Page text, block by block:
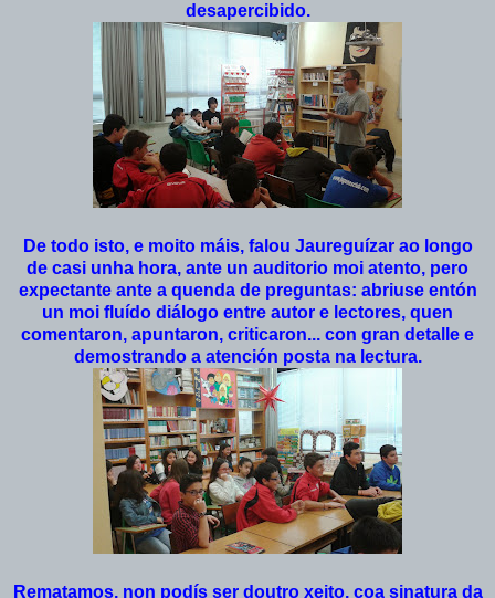
desapercibido.
De todo isto, e moito máis, falou Jaureguízar ao longo
de casi unha hora, ante un auditorio moi atento, pero
expectante ante a quenda de preguntas: abriuse entón
un moi fluído diálogo entre autor e lectores, quen
comentaron, apuntaron, criticaron... con gran detalle e
demostrando a atención posta na lectura.
Rematamos, non podís ser doutro xeito, coa sinatura da